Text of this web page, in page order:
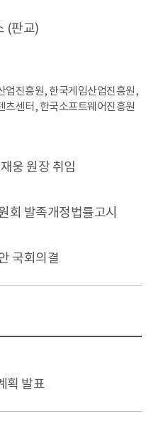
(판교)
업진흥원, 한국게임산업진흥원,
츠센터, 한국소프트웨어진흥원
웅 원장 취임
회 발족개정법률고시
국회의결
획 발표